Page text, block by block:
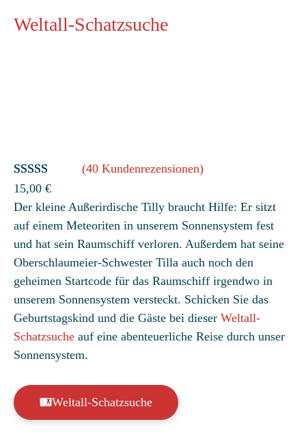
Weltall-Schatzsuche
Bewertet
mit 4.58
von 5,
basierend
auf
40
Kundenbew
ertungen
(40 Kundenrezensionen)
15,00 €
Der kleine Außerirdische Tilly braucht Hilfe: Er sitzt
auf einem Meteoriten in unserem Sonnensystem fest
und hat sein Raumschiff verloren. Außerdem hat seine
Oberschlaumeier-Schwester Tilla auch noch den
geheimen Startcode für das Raumschiff irgendwo in
unserem Sonnensystem versteckt. Schicken Sie das
Geburtstagskind und die Gäste bei dieser Weltall-
Schatzsuche auf eine abenteuerliche Reise durch unser
Sonnensystem.
Weltall-Schatzsuche